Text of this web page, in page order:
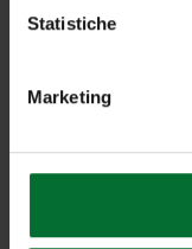
Statistiche
Marketing
Fideuram -